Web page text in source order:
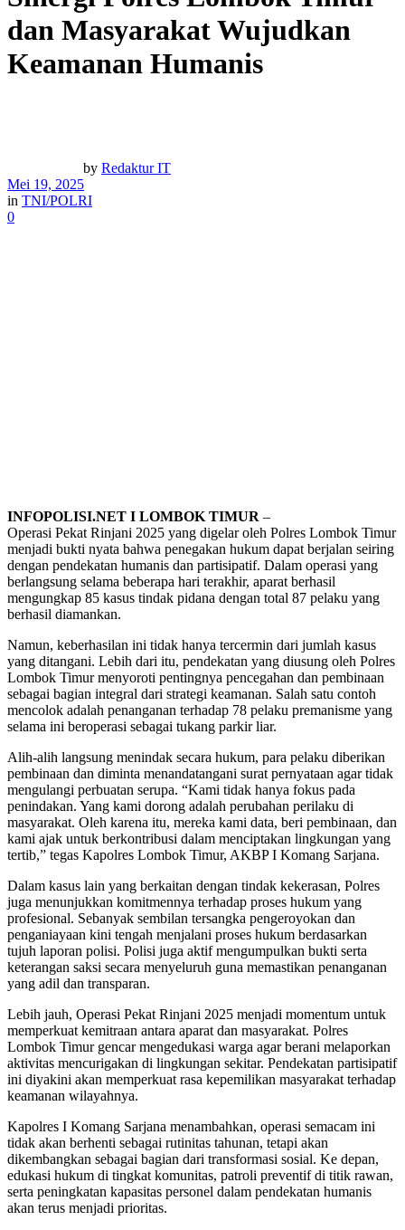
dan Masyarakat Wujudkan
Keamanan Humanis
by Redaktur IT
Mei 19, 2025
in TNI/POLRI
0
INFOPOLISI.NET I LOMBOK TIMUR –
Operasi Pekat Rinjani 2025 yang digelar oleh Polres Lombok Timur
menjadi bukti nyata bahwa penegakan hukum dapat berjalan seiring
dengan pendekatan humanis dan partisipatif. Dalam operasi yang
berlangsung selama beberapa hari terakhir, aparat berhasil
mengungkap 85 kasus tindak pidana dengan total 87 pelaku yang
berhasil diamankan.
Namun, keberhasilan ini tidak hanya tercermin dari jumlah kasus
yang ditangani. Lebih dari itu, pendekatan yang diusung oleh Polres
Lombok Timur menyoroti pentingnya pencegahan dan pembinaan
sebagai bagian integral dari strategi keamanan. Salah satu contoh
mencolok adalah penanganan terhadap 78 pelaku premanisme yang
selama ini beroperasi sebagai tukang parkir liar.
Alih-alih langsung menindak secara hukum, para pelaku diberikan
pembinaan dan diminta menandatangani surat pernyataan agar tidak
mengulangi perbuatan serupa. “Kami tidak hanya fokus pada
penindakan. Yang kami dorong adalah perubahan perilaku di
masyarakat. Oleh karena itu, mereka kami data, beri pembinaan, dan
kami ajak untuk berkontribusi dalam menciptakan lingkungan yang
tertib,” tegas Kapolres Lombok Timur, AKBP I Komang Sarjana.
Dalam kasus lain yang berkaitan dengan tindak kekerasan, Polres
juga menunjukkan komitmennya terhadap proses hukum yang
profesional. Sebanyak sembilan tersangka pengeroyokan dan
penganiayaan kini tengah menjalani proses hukum berdasarkan
tujuh laporan polisi. Polisi juga aktif mengumpulkan bukti serta
keterangan saksi secara menyeluruh guna memastikan penanganan
yang adil dan transparan.
Lebih jauh, Operasi Pekat Rinjani 2025 menjadi momentum untuk
memperkuat kemitraan antara aparat dan masyarakat. Polres
Lombok Timur gencar mengedukasi warga agar berani melaporkan
aktivitas mencurigakan di lingkungan sekitar. Pendekatan partisipatif
ini diyakini akan memperkuat rasa kepemilikan masyarakat terhadap
keamanan wilayahnya.
Kapolres I Komang Sarjana menambahkan, operasi semacam ini
tidak akan berhenti sebagai rutinitas tahunan, tetapi akan
dikembangkan sebagai bagian dari transformasi sosial. Ke depan,
edukasi hukum di tingkat komunitas, patroli preventif di titik rawan,
serta peningkatan kapasitas personel dalam pendekatan humanis
akan terus menjadi prioritas.